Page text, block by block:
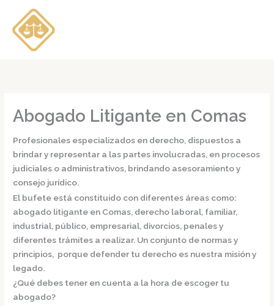
contenido
Abogado Litigante en Comas
Profesionales especializados en derecho, dispuestos a
brindar y representar a las partes involucradas, en procesos
judiciales o administrativos, brindando asesoramiento y
consejo jurídico.
El bufete está constituido con diferentes áreas como:
abogado litigante en Comas, derecho laboral, familiar,
industrial, público, empresarial, divorcios, penales y
diferentes trámites a realizar. Un conjunto de normas y
principios, porque defender tu derecho es nuestra misión y
legado.
¿Qué debes tener en cuenta a la hora de escoger tu
abogado?